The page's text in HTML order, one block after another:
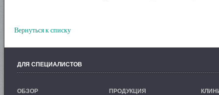
Вернуться к списку
ДЛЯ СПЕЦИАЛИСТОВ
ОБЗОР ПРОДУКЦИЯ